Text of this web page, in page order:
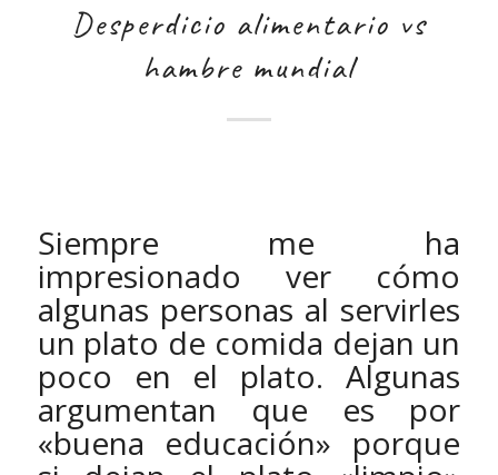
Desperdicio alimentario vs
hambre mundial
Siempre me ha
impresionado ver cómo
algunas personas al servirles
un plato de comida dejan un
poco en el plato. Algunas
argumentan que es por
«buena educación» porque